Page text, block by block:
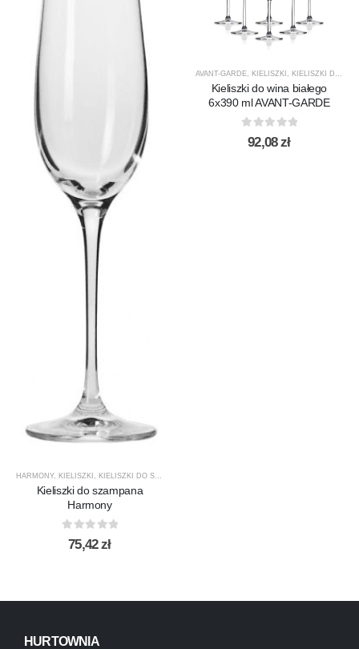
HARMONY, KIELISZKI KIELISZKI DO SZAMPANA
Kieliszki do szampana
Harmony
out of 5
75,42zł
AVANT-GARDE KIELISZKI KIELISZKI DO WINA BIAŁEGO
Kieliszki do wina białego
6x390 ml AVANT-GARDE
out of 5
92,08zł
HURTOWNIA